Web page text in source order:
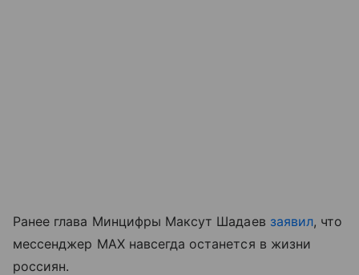
Ранее глава Минцифры Максут Шадаев заявил, что
мессенджер MAX навсегда останется в жизни
россиян.